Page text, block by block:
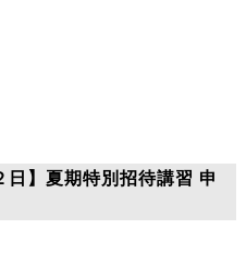
】夏期特別招待講習 申